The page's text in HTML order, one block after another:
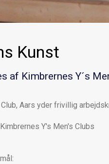
Kunst
af Kimbrernes Y´s
Aars yder frivillig
Y's Men's Clubs